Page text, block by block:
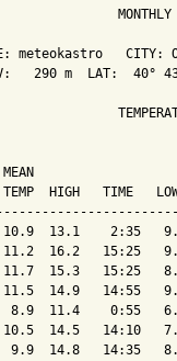
meteokastro   CITY:
290 m  LAT:  40°
MEAN
TEMP  HIGH   TIME
13.1    2:35
16.2   15:25
15.3   15:25
14.9   14:55
8.9  11.4    0:55
14.5   14:10
9.9  14.8   14:35